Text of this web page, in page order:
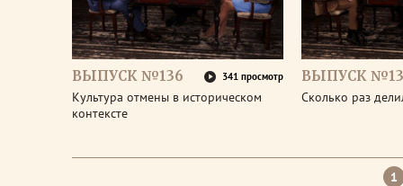
ВЫПУСК №136 341 просмотр
Культура отмены в историческом
контексте
ВЫПУСК
Сколько раз
1